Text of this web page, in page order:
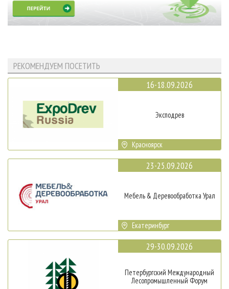
РЕКОМЕНДУЕМ ПОСЕТИТЬ
16-18.09.2026
Эксподрев
Красноярск
23-25.09.2026
Мебель & Деревообработка Урал
Екатеринбург
29-30.09.2026
Петербургский Международный
Лесопромышленный Форум